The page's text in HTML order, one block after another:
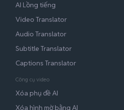
AI Lồng tiếng
Video Translator
Audio Translator
Subtitle Translator
Captions Translator
Công cụ video
Xóa phụ đề AI
Xóa hình mờ bằng AI